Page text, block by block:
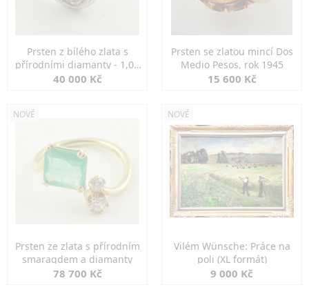
Prsten z bílého zlata s
přírodními diamanty - 1,00
ct
40 000 Kč
Prsten se zlatou mincí Dos
Medio Pesos, rok 1945
15 600 Kč
NOVÉ
Prsten ze zlata s přírodním
smaragdem a diamanty
78 700 Kč
NOVÉ
Vilém Wünsche: Práce na
poli (XL formát)
9 000 Kč